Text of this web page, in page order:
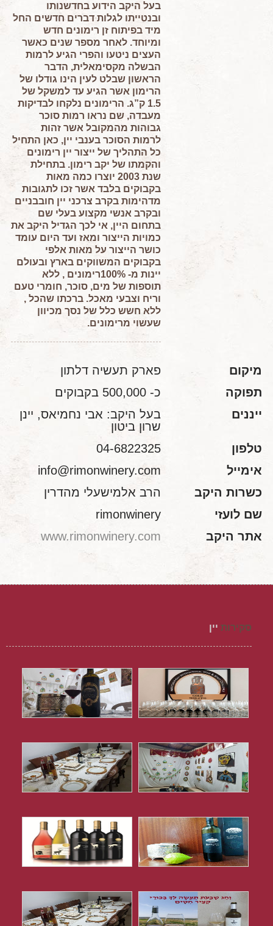
בעל היקב הידוע בחדשנותו
ובנטייתו לגלות דברים חדשים החל
מיד בפיתוח זן רימונים חדש
ומיוחד. לאחר מספר שנים כאשר
העצים ניטעו והפרי הגיע לרמות
הבשלה מקסימאלית, הדבר
הראשון שבלט לעין הינו גודלו של
הרימון אשר הגיע עד למשקל של
1.5 ק”ג. הרימונים נלקחו לבדיקות
מעבדה, שם נראו רמות סוכר
גבוהות מהמקובל אשר זהות
לרמות הסוכר בענבי יין, כאן התחיל
כל התהליך של ייצור יין רימונים
והקמתו של יקב רימון. בתחילת
שנת 2003 יוצרו כמה מאות
בקבוקים בלבד אשר זכו לתגובות
מדהימות בקרב צרכני יין חובבניים
ובקרב אנשי מקצוע בעלי שם
בתחום היין, אי לכך הגדיל היקב את
כמויות הייצור ומאז ועד היום עומד
כושר הייצור על מאות אלפי
בקבוקים המשווקים בארץ ובעולם
יינות מ- 100%רימונים , ללא
תוספות של מים, סוכר, חומרי טעם
וריח וצבעי מאכל. ברכתו שהכל ,
ללא חשש כלל של נסך מכיוון
שעשוי מרימונים.
מיקום
פארק תעשיה דלתון
תפוקה
כ- 500,000 בקבוקים
ייננים
בעל היקב: אבי נחמיאס, יינן
שרון ביטון
טלפון
04-6822325
אימייל
info@rimonwinery.com
כשרות היקב
הרב אלמישעלי מהדרין
שם לועזי
rimonwinery
אתר היקב
www.rimonwinery.com
סקירות יין